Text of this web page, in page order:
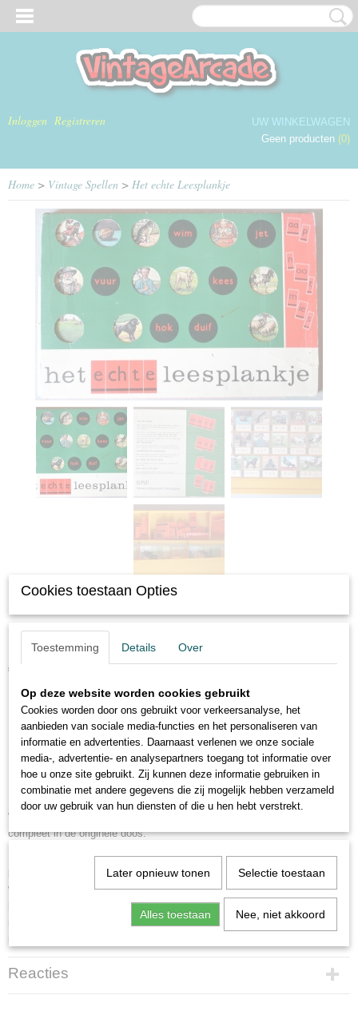
Inloggen Registreren
UW WINKELWAGEN
Geen producten (0)
Home > Vintage Spellen > Het echte Leesplankje
Het echte Leesplankje
€ 19,95
Op voorraad
Omschrijving
Het echte Leesplankje.
Wolters-Noordhoff Groningen - jaren '70
compleet in de originele doos.
Nog altijd leren elk jaar vele tienduizenden kinderen lezen met het echte
leesplankje. Net als uzelf en uw ouders!.
Wat kunt u uw kinderen er nu thuis mee laten doen? Laat u ze er gerust
hun eigen gang mee gaan. Juf op school heeft hen al geleerd hoe het
moet. Laat dus uw kind u uitleggen hoe met het leesplankje 'gewerkt'
Reacties
Cookies toestaan Opties
Toestemming Details Over
Op deze website worden cookies gebruikt
Cookies worden door ons gebruikt voor verkeersanalyse, het
aanbieden van sociale media-functies en het personaliseren van
informatie en advertenties. Daarnaast verlenen we onze sociale
media-, advertentie- en analysepartners toegang tot informatie over
hoe u onze site gebruikt. Zij kunnen deze informatie gebruiken in
combinatie met andere gegevens die zij mogelijk hebben verzameld
door uw gebruik van hun diensten of die u hen hebt verstrekt.
Later opnieuw tonen Selectie toestaan
Alles toestaan Nee, niet akkoord